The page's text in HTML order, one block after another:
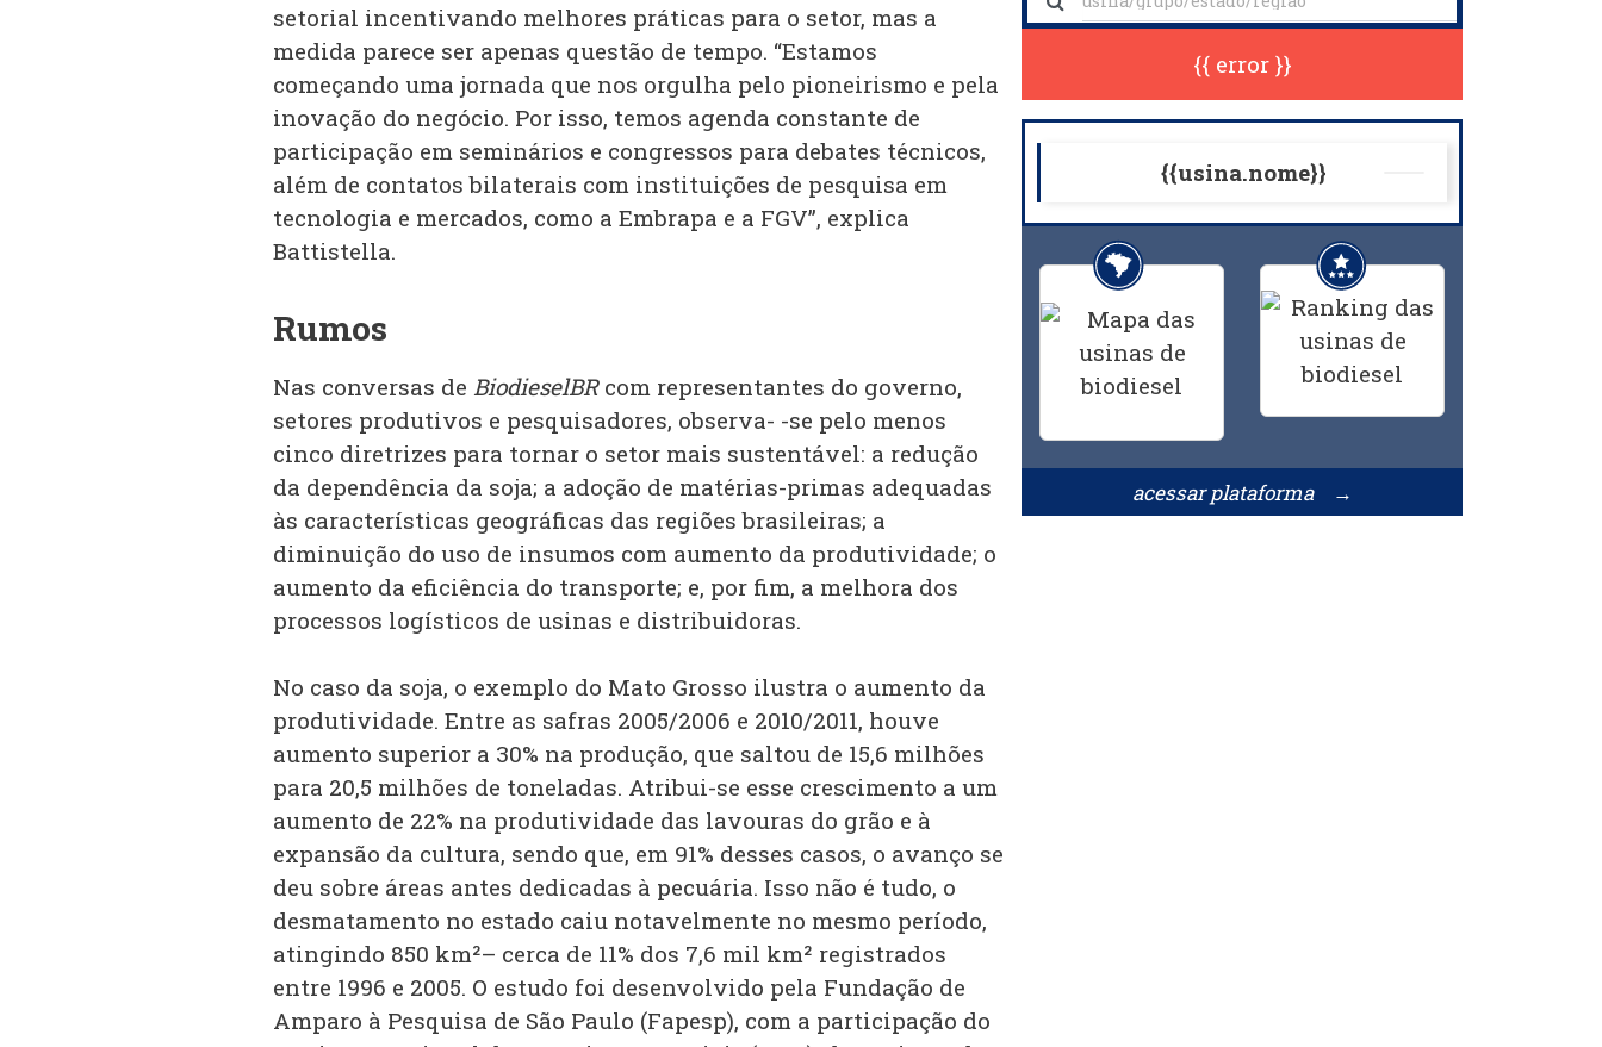
setorial incentivando melhores práticas para o setor, mas a
medida parece ser apenas questão de tempo. “Estamos
começando uma jornada que nos orgulha pelo pioneirismo e pela
inovação do negócio. Por isso, temos agenda constante de
participação em seminários e congressos para debates técnicos,
além de contatos bilaterais com instituições de pesquisa em
tecnologia e mercados, como a Embrapa e a FGV”, explica
Battistella.
Rumos
Nas conversas de BiodieselBRcom representantes do governo,
setores produtivos e pesquisadores, observa- -se pelo menos
cinco diretrizes para tornar o setor mais sustentável: a redução
da dependência da soja; a adoção de matérias-primas adequadas
às características geográficas das regiões brasileiras; a
diminuição do uso de insumos com aumento da produtividade; o
aumento da eficiência do transporte; e, por fim, a melhora dos
processos logísticos de usinas e distribuidoras.
No caso da soja, o exemplo do Mato Grosso ilustra o aumento da
produtividade. Entre as safras 2005/2006 e 2010/2011, houve
aumento superior a 30% na produção, que saltou de 15,6 milhões
para 20,5 milhões de toneladas. Atribui-se esse crescimento a um
aumento de 22% na produtividade das lavouras do grão e à
expansão da cultura, sendo que, em 91% desses casos, o avanço se
deu sobre áreas antes dedicadas à pecuária. Isso não é tudo, o
desmatamento no estado caiu notavelmente no mesmo período,
atingindo 850 km²– cerca de 11% dos 7,6 mil km² registrados
entre 1996 e 2005. O estudo foi desenvolvido pela Fundação de
Amparo à Pesquisa de São Paulo (Fapesp), com a participação do
{{ error }}
{{usina.nome}}
acessar plataforma →